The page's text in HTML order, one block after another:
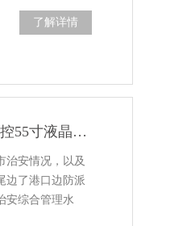
了解详情
广东汕尾边了港口边防派出所智能化远程监控55寸液晶拼接屏显示系统
治安情况，以及
边了港口边防派
安综合管理水